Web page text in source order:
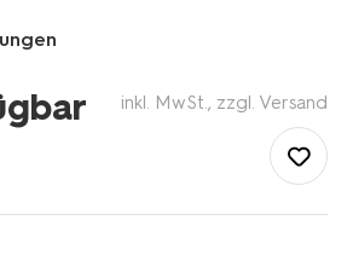
newborn/t-inkl. MwSt., zzgl. Versand